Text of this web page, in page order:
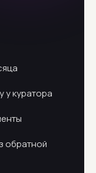
у куратора
обратной